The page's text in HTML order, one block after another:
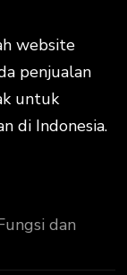
website
penjualan
untuk
di Indonesia.
dan